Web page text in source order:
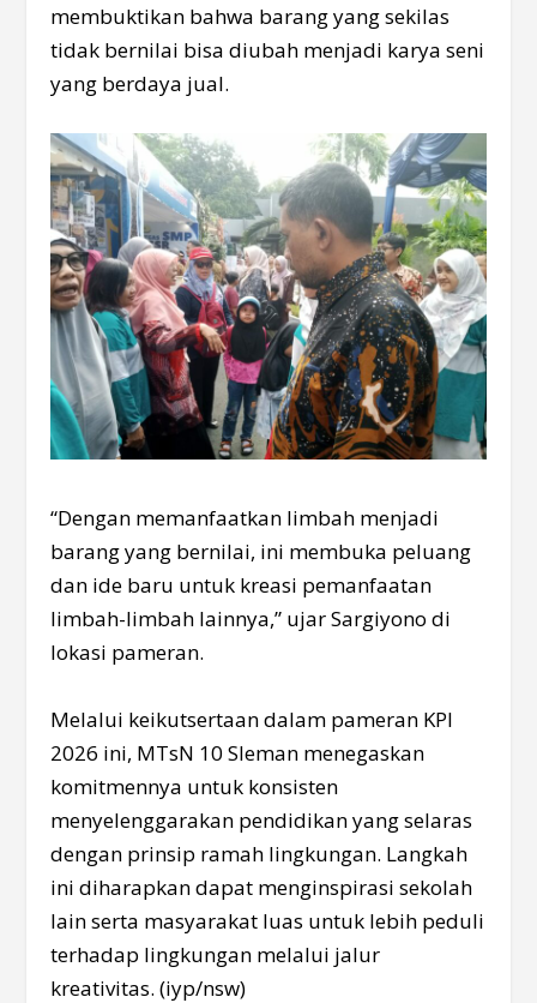
membuktikan bahwa barang yang sekilas
tidak bernilai bisa diubah menjadi karya seni
yang berdaya jual.
“Dengan memanfaatkan limbah menjadi
barang yang bernilai, ini membuka peluang
dan ide baru untuk kreasi pemanfaatan
limbah-limbah lainnya,” ujar Sargiyono di
lokasi pameran.
Melalui keikutsertaan dalam pameran KPI
2026 ini, MTsN 10 Sleman menegaskan
komitmennya untuk konsisten
menyelenggarakan pendidikan yang selaras
dengan prinsip ramah lingkungan. Langkah
ini diharapkan dapat menginspirasi sekolah
lain serta masyarakat luas untuk lebih peduli
terhadap lingkungan melalui jalur
kreativitas. (iyp/nsw)